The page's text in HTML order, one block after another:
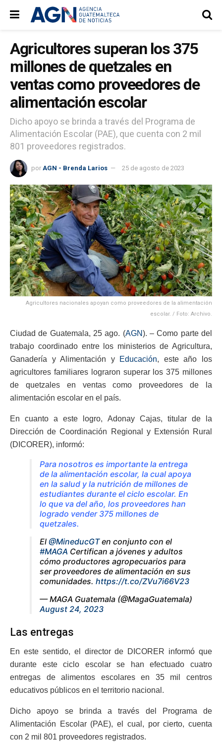
Agricultores superan los 375
millones de quetzales en
ventas como proveedores de
alimentación escolar
Dicho apoyo se brinda a través del Programa de
Alimentación Escolar (PAE), que cuenta con 2 mil
801 proveedores registrados.
por AGN - Brenda Larios 25 de agosto de 2023
Agricultores nacionales apoyan como proveedores de la alimentación
escolar. / Foto: Archivo.
Ciudad de Guatemala, 25 ago. (AGN). – Como parte del
trabajo coordinado entre los ministerios de Agricultura,
Ganadería y Alimentación y
Educación, este año los
agricultores familiares lograron superar los 375 millones
de quetzales en ventas como proveedores de la
alimentación escolar en el país.
En cuanto a este logro, Adonay Cajas, titular de la
Dirección de Coordinación Regional y Extensión Rural
(DICORER), informó:
Para nosotros es importante la entrega
de la alimentación escolar, la cual apoya
en la salud y la nutrición de millones de
estudiantes durante el ciclo escolar. En
lo que va del año, los proveedores han
logrado vender 375 millones de
quetzales.
El @MineducGTen conjunto con el
#MAGA Certifican a jóvenes y adultos
cómo productores agropecuarios para
ser proveedores de alimentación en sus
comunidades. https://t.co/ZVu7i66V23
— MAGA Guatemala (@MagaGuatemala)
August 24, 2023
Las entregas
En este sentido, el director de DICORER informó que
durante este ciclo escolar se han efectuado cuatro
entregas de alimentos escolares en 35 mil centros
educativos públicos en el territorio nacional.
Dicho apoyo se brinda a través del Programa de
Alimentación Escolar (PAE), el cual, por cierto, cuenta
con 2 mil 801 proveedores registrados.